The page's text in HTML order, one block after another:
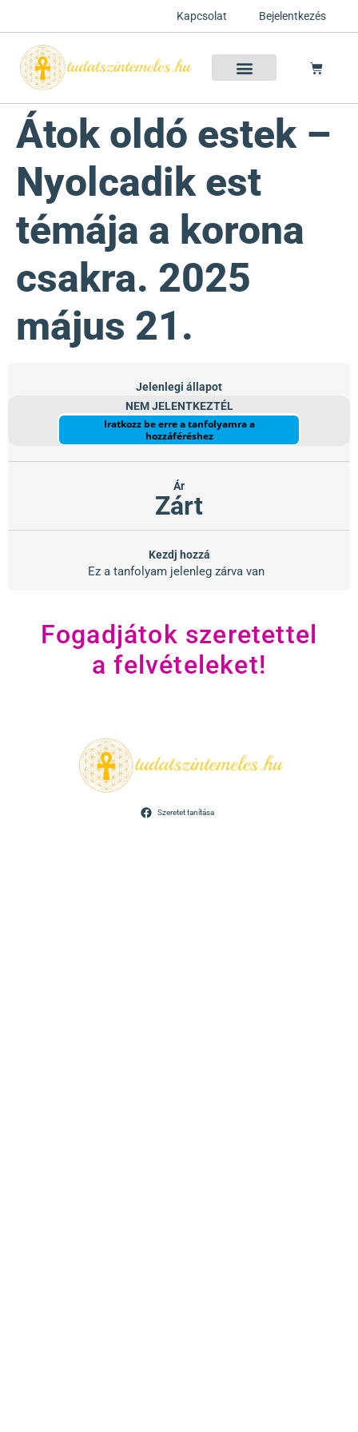
Kapcsolat Bejelentkezés
Átok oldó estek –
Nyolcadik est
témája a korona
csakra. 2025
május 21.
Jelenlegi állapot
NEM JELENTKEZTÉL
Iratkozz be erre a tanfolyamra a
hozzáféréshez
Ár
Zárt
Kezdj hozzá
Ez a tanfolyam jelenleg zárva van
Fogadjátok szeretettel
a felvételeket!
Szeretet tanítása